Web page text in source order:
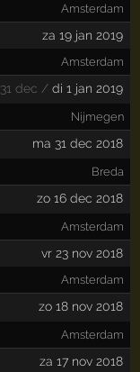
Amsterdam
za 19 jan 2019
Amsterdam
31 dec /di 1 jan 2019
Nijmegen
ma 31 dec 2018
Breda
zo 16 dec 2018
Amsterdam
vr 23 nov 2018
Amsterdam
zo 18 nov 2018
Amsterdam
za 17 nov 2018